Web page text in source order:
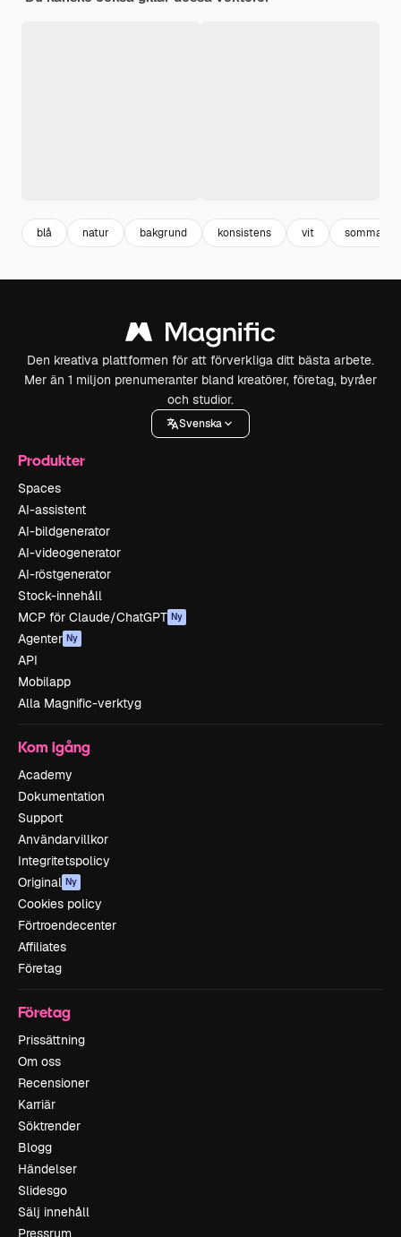
blå natur bakgrund konsistens vit sommar
Den kreativa plattformen för att förverkliga ditt bästa arbete.
Mer än 1 miljon prenumeranter bland kreatörer, företag, byråer
och studior.
Svenska
Produkter
Spaces
AI-assistent
AI-bildgenerator
AI-videogenerator
AI-röstgenerator
Stock-innehåll
MCP för Claude/ChatGPT Ny
Agenter Ny
API
Mobilapp
Alla Magnific-verktyg
Kom igång
Academy
Dokumentation
Support
Användarvillkor
Integritetspolicy
Original Ny
Cookies policy
Förtroendecenter
Affiliates
Företag
Företag
Prissättning
Om oss
Recensioner
Karriär
Söktrender
Blogg
Händelser
Slidesgo
Sälj innehåll
Pressrum